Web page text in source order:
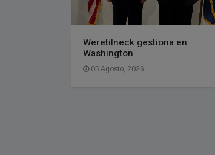
Weretilneck gestiona en
Washington
05 Agosto, 2026